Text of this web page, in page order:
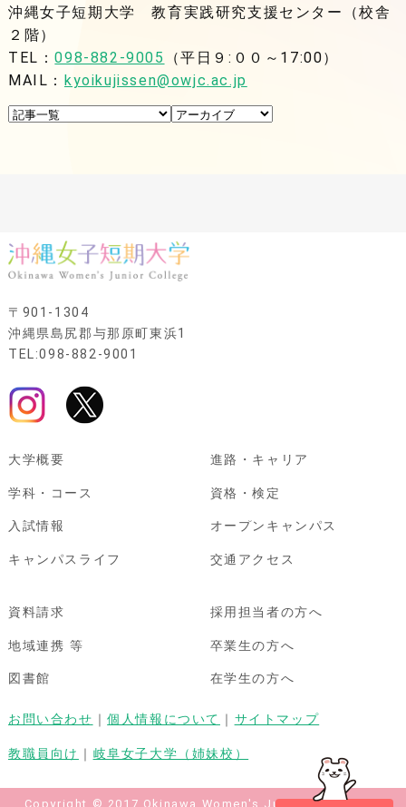
沖縄女子短期大学 教育実践研究支援センター（校舎
２階）
TEL：098-882-9005
（平日９:００～17:00）
MAIL： kyoikujissen@owjc.ac.jp
〒901-1304
沖縄県島尻郡与那原町東浜1
TEL:098-882-9001
大学概要
学科・コース
入試情報
キャンパスライフ
進路・キャリア
資格・検定
オープンキャンパス
交通アクセス
資料請求
地域連携 等
図書館
採用担当者の方へ
卒業生の方へ
在学生の方へ
お問い合わせ ｜個人情報について サイトマップ
教職員向け 岐阜女子大学（姉妹校）
Copyright © 2017 Okinawa Women's Junior College All